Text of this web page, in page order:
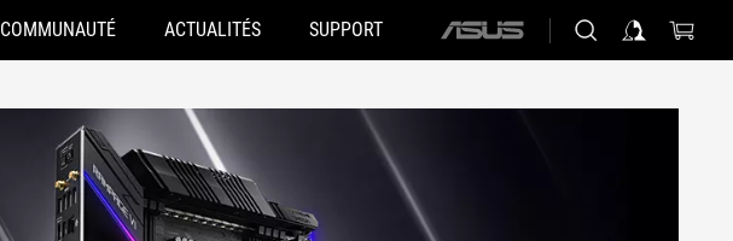
COMMUNAUTÉ ACTUALITÉS SUPPORT
ASUS